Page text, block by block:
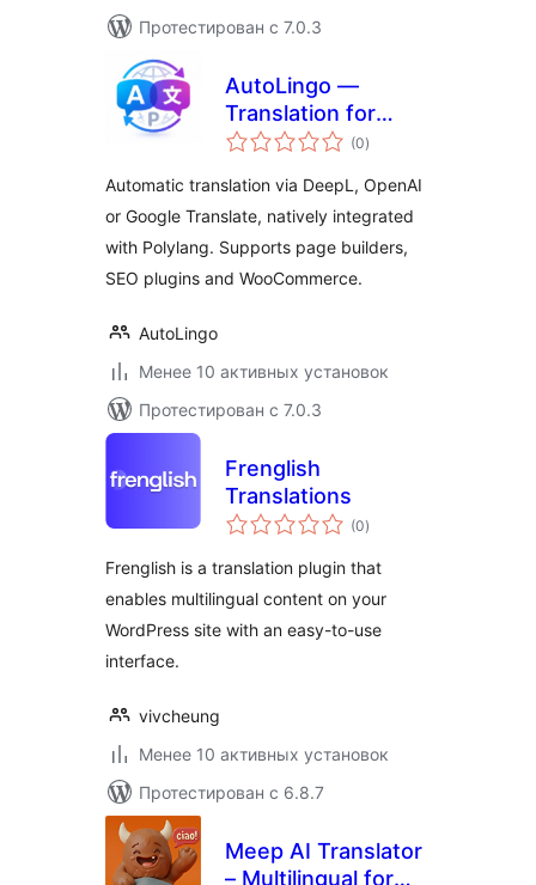
Протестирован с 7.0.3
AutoLingo —
Translation for
Polylang
(0общий
рейтинг
)
Automatic translation via DeepL, OpenAI
or Google Translate, natively integrated
with Polylang. Supports page builders,
SEO plugins and WooCommerce.
AutoLingo
Менее 10 активных установок
Протестирован с 7.0.3
Frenglish
Translations
(0общий
рейтинг
)
Frenglish is a translation plugin that
enables multilingual content on your
WordPress site with an easy-to-use
interface.
vivcheung
Менее 10 активных установок
Протестирован с 6.8.7
Meep AI Translator
– Multilingual for